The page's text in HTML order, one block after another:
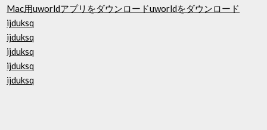
Mac用uworldアプリをダウンロードuworldをダウンロード
ijduksq
ijduksq
ijduksq
ijduksq
ijduksq